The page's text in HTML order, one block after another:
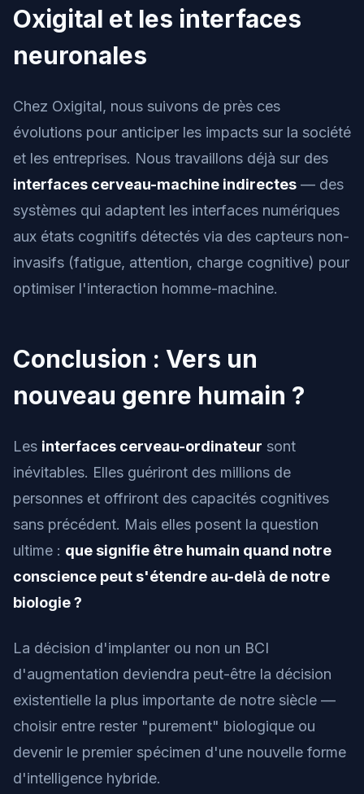
Oxigital et les interfaces
neuronales
Chez Oxigital, nous suivons de près ces
évolutions pour anticiper les impacts sur la société
et les entreprises. Nous travaillons déjà sur des
interfaces cerveau-machine indirectes — des
systèmes qui adaptent les interfaces numériques
aux états cognitifs détectés via des capteurs non-
invasifs (fatigue, attention, charge cognitive) pour
optimiser l'interaction homme-machine.
Conclusion : Vers un
nouveau genre humain ?
Les interfaces cerveau-ordinateur sont
inévitables. Elles guériront des millions de
personnes et offriront des capacités cognitives
sans précédent. Mais elles posent la question
ultime : que signifie être humain quand notre
conscience peut s'étendre au-delà de notre
biologie ?
La décision d'implanter ou non un BCI
d'augmentation deviendra peut-être la décision
existentielle la plus importante de notre siècle —
choisir entre rester "purement" biologique ou
devenir le premier spécimen d'une nouvelle forme
d'intelligence hybride.